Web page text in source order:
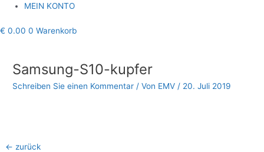
MEIN KONTO
€ 0.00 0 Warenkorb
Samsung-S10-kupfer
Schreiben Sie einen Kommentar / Von EMV / 20. Juli 2019
← zurück